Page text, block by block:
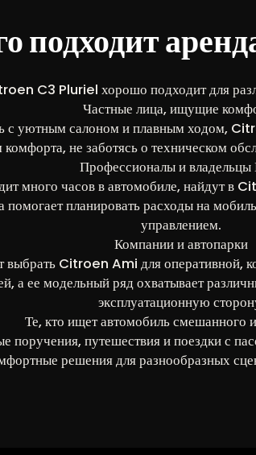
подходит аренда
C3 Pluriel хорошо подходит для
Частные лица, ищущие
с уютным салоном и плавным ходом,
не заботясь о техническом
Профессионалы и
много часов в автомобиле, найдут
планировать расходы на
управлением.
Компании и автопарки
выбрать Citroen Ami для оперативной,
а ее модельный ряд охватывает
эксплуатационную
Те, кто ищет автомобиль смешанного
поручения, путешествия и поездки с
решения для разнообразных